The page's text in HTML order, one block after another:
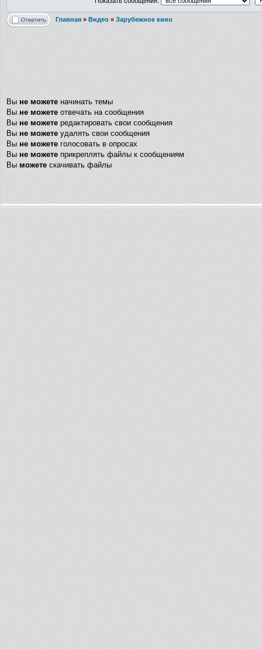
Главная » Видео » Зарубежное кино
Вы не можете начинать темы
Вы не можете отвечать на сообщения
Вы не можете редактировать свои сообщения
Вы не можете удалять свои сообщения
Вы не можете голосовать в опросах
Вы не можете прикреплять файлы к сообщениям
Вы можете скачивать файлы